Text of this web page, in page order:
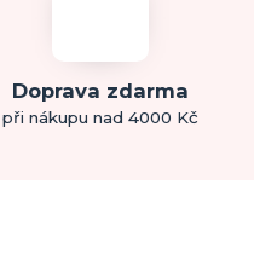
Doprava zdarma
při nákupu nad 4000 Kč